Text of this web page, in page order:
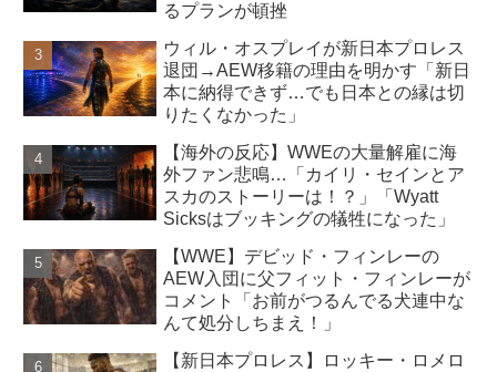
るプランが頓挫
ウィル・オスプレイが新日本プロレス
退団→AEW移籍の理由を明かす「新日
本に納得できず…でも日本との縁は切
りたくなかった」
【海外の反応】WWEの大量解雇に海
外ファン悲鳴…「カイリ・セインとア
スカのストーリーは！？」「Wyatt
Sicksはブッキングの犠牲になった」
【WWE】デビッド・フィンレーの
AEW入団に父フィット・フィンレーが
コメント「お前がつるんでる犬連中な
んて処分しちまえ！」
【新日本プロレス】ロッキー・ロメロ